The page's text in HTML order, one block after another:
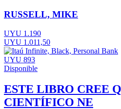
RUSSELL, MIKE
UYU 1.190
UYU 1.011,50
UYU 893
Disponible
ESTE LIBRO CREE
CIENTÍFICO NE